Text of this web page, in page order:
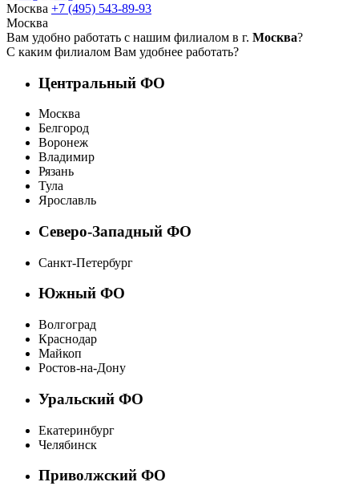
Москва +7 (495) 543-89-93
Москва
Вам удобно работать с нашим филиалом в г. Москва?
С каким филиалом Вам удобнее работать?
Центральный ФО
Москва
Белгород
Воронеж
Владимир
Рязань
Тула
Ярославль
Северо-Западный ФО
Санкт-Петербург
Южный ФО
Волгоград
Краснодар
Майкоп
Ростов-на-Дону
Уральский ФО
Екатеринбург
Челябинск
Приволжский ФО